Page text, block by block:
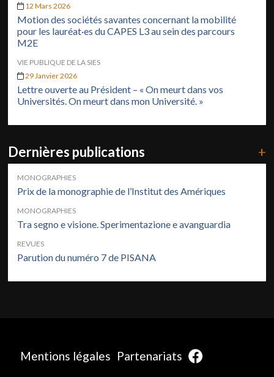
12 Mars 2026
Motion des sociétés savantes concernant la mobilité
pour les lauréat·es du CAPES L3 au sein des parcours
M2E
VIE PUBLIQUE DE LA SIES
29 Janvier 2026
Lettre ouverte au Président – « On meurt dans vos
Universités. On meurt dans mon Université. »
Dernières publications +
MONOGRAPHIES
Prix de la monographie de l’Institut des Amériques
MONOGRAPHIES
Tra segno e visione. Sperimentazione e avanguardia
REVUES
Parution du numéro 7 de PISANA
Mentions légales Partenariats